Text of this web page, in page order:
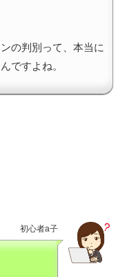
の判別って、本当に
ですよね。
初心者a子